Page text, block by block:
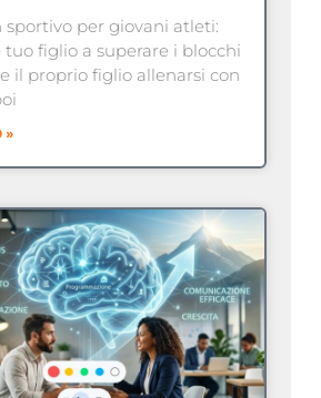
sportivo per giovani atleti:
figlio a superare i blocchi
il proprio figlio allenarsi con
»